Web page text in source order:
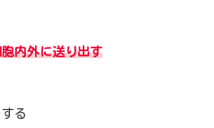
内外に送り出す
る